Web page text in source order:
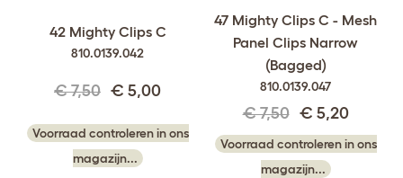
42 Mighty Clips C
810.0139.042
€ 7,50 € 5,00
Voorraad controleren in ons
magazijn...
47 Mighty Clips C - Mesh
Panel Clips Narrow
(Bagged)
810.0139.047
€ 7,50 € 5,20
Voorraad controleren in ons
magazijn...